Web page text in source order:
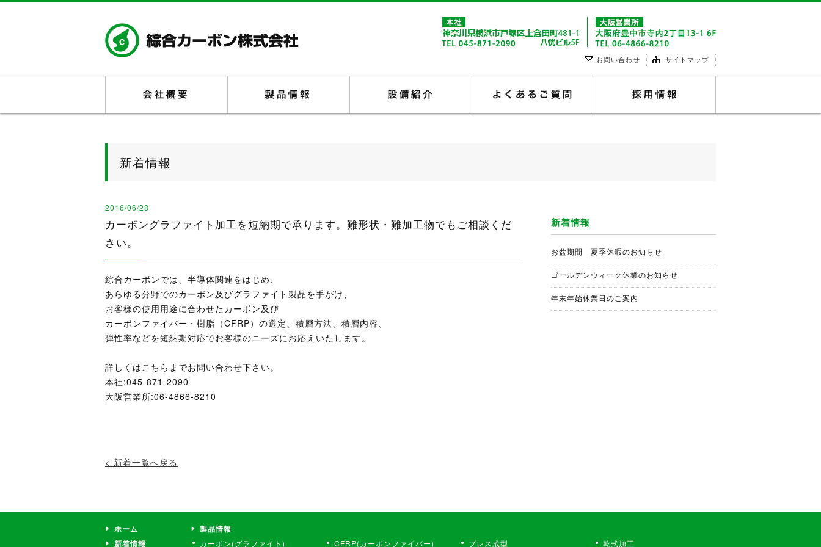
お問い合わせ サイトマップ
新着情報
2016/06/28
カーボングラファイト加工を短納期で承ります。難形状・難加工物でもご相談くだ
さい。
綜合カーボンでは、半導体関連をはじめ、
あらゆる分野でのカーボン及びグラファイト製品を手がけ、
お客様の使用用途に合わせたカーボン及び
カーボンファイバー・樹脂（CFRP）の選定、積層方法、積層内容、
弾性率などを短納期対応でお客様のニーズにお応えいたします。
詳しくはこちらまでお問い合わせ下さい。
本社:045-871-2090
大阪営業所:06-4866-8210
< 新着一覧へ戻る
新着情報
お盆期間 夏季休暇のお知らせ
ゴールデンウィーク休業のお知らせ
年末年始休業日のご案内
ホーム
新着情報
製品情報
カーボン(グラファイト) CFRP(カーボンファイバー) プレス成型 乾式加工